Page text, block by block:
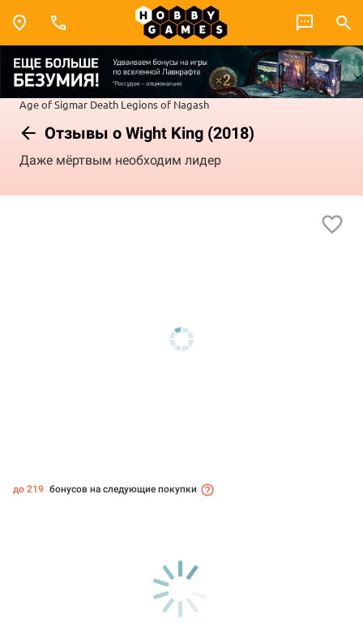
Age of Sigmar Death Legions of Nagash
Отзывы о Wight King (2018)
Даже мёртвым необходим лидер
до 219 бонусов на следующие покупки